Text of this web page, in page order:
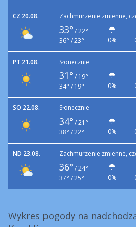
CZ 20.08. Zachmurzenie zmienne,
33° / 22°
36° / 23°
0%
PT 21.08. Słonecznie
31° / 19°
34° / 19°
0%
SO 22.08. Słonecznie
34° / 21°
38° / 22°
0%
ND 23.08. Zachmurzenie zmienne,
36° / 24°
37° / 25°
0%
Wykres pogody na